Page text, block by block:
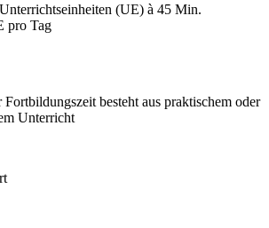
(UE) à 45 Min.
pro Tag
besteht aus praktischem oder
Unterricht